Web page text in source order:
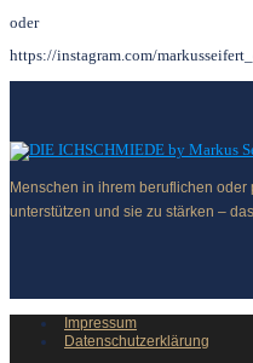
oder
https://instagram.com/
Menschen in ihrem beruflichen
unterstützen und sie zu stärken –
Impressum
Datenschutzerklärung